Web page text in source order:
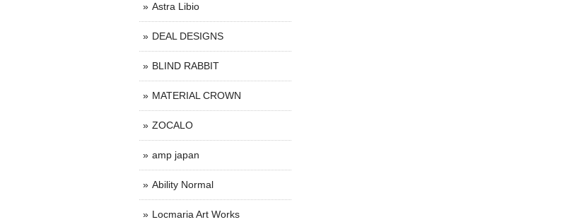
Astra Libio
DEAL DESIGNS
BLIND RABBIT
MATERIAL CROWN
ZOCALO
amp japan
Ability Normal
Locmaria Art Works